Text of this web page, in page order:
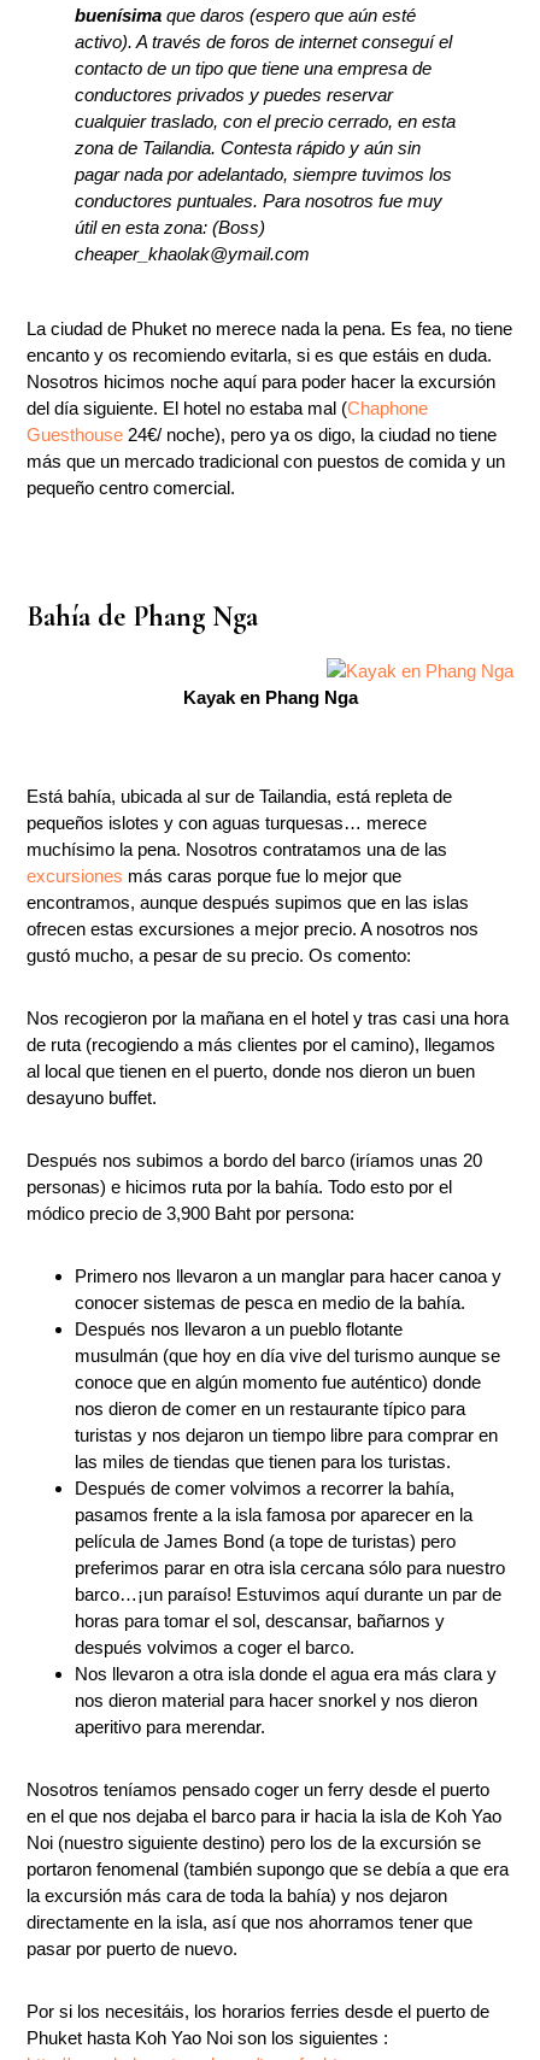
buenísima que daros (espero que aún esté
activo). A través de foros de internet conseguí el
contacto de un tipo que tiene una empresa de
conductores privados y puedes reservar
cualquier traslado, con el precio cerrado, en esta
zona de Tailandia. Contesta rápido y aún sin
pagar nada por adelantado, siempre tuvimos los
conductores puntuales. Para nosotros fue muy
útil en esta zona: (Boss)
cheaper_khaolak@ymail.com
La ciudad de Phuket no merece nada la pena. Es fea, no tiene
encanto y os recomiendo evitarla, si es que estáis en duda.
Nosotros hicimos noche aquí para poder hacer la excursión
del día siguiente. El hotel no estaba mal (Chaphone
Guesthouse 24€/ noche), pero ya os digo, la ciudad no tiene
más que un mercado tradicional con puestos de comida y un
pequeño centro comercial.
Bahía de Phang Nga
Kayak en Phang Nga
Está bahía, ubicada al sur de Tailandia, está repleta de
pequeños islotes y con aguas turquesas… merece
muchísimo la pena. Nosotros contratamos una de las
excursiones más caras porque fue lo mejor que
encontramos, aunque después supimos que en las islas
ofrecen estas excursiones a mejor precio. A nosotros nos
gustó mucho, a pesar de su precio. Os comento:
Nos recogieron por la mañana en el hotel y tras casi una hora
de ruta (recogiendo a más clientes por el camino), llegamos
al local que tienen en el puerto, donde nos dieron un buen
desayuno buffet.
Después nos subimos a bordo del barco (iríamos unas 20
personas) e hicimos ruta por la bahía. Todo esto por el
módico precio de 3,900 Baht por persona:
Primero nos llevaron a un manglar para hacer canoa y
conocer sistemas de pesca en medio de la bahía.
Después nos llevaron a un pueblo flotante
musulmán (que hoy en día vive del turismo aunque se
conoce que en algún momento fue auténtico) donde
nos dieron de comer en un restaurante típico para
turistas y nos dejaron un tiempo libre para comprar en
las miles de tiendas que tienen para los turistas.
Después de comer volvimos a recorrer la bahía,
pasamos frente a la isla famosa por aparecer en la
película de James Bond (a tope de turistas) pero
preferimos parar en otra isla cercana sólo para nuestro
barco…¡un paraíso! Estuvimos aquí durante un par de
horas para tomar el sol, descansar, bañarnos y
después volvimos a coger el barco.
Nos llevaron a otra isla donde el agua era más clara y
nos dieron material para hacer snorkel y nos dieron
aperitivo para merendar.
Nosotros teníamos pensado coger un ferry desde el puerto
en el que nos dejaba el barco para ir hacia la isla de Koh Yao
Noi (nuestro siguiente destino) pero los de la excursión se
portaron fenomenal (también supongo que se debía a que era
la excursión más cara de toda la bahía) y nos dejaron
directamente en la isla, así que nos ahorramos tener que
pasar por puerto de nuevo.
Por si los necesitáis, los horarios ferries desde el puerto de
Phuket hasta Koh Yao Noi son los siguientes :